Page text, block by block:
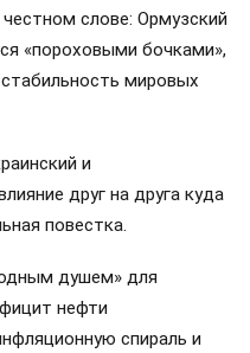
слове: Ормузский
«пороховыми бочками»,
мировых
и
друг на друга куда
повестка.
душем» для
нефти
спираль и